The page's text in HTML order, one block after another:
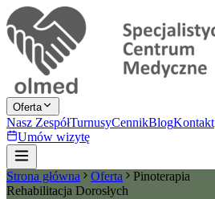
Oferta
Nasz ZespółTurnusyCennikBlogKontakt
Umów wizytę
Strona główna Oferta
Pinoterapia
Rehabilitacja Dorosłych